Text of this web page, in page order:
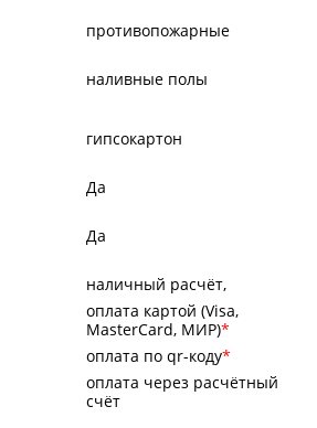
противопожарные
наливные полы
гипсокартон
Да
Да
наличный расчёт
оплата картой (Visa,
MasterCard, МИР)
оплата по qr-коду
оплата через расчётный
счёт